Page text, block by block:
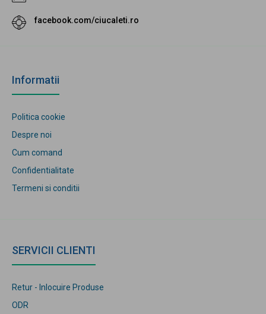
facebook.com/ciucaleti.ro
Informatii
Politica cookie
Despre noi
Cum comand
Confidentialitate
Termeni si conditii
SERVICII CLIENTI
Retur - Inlocuire Produse
ODR